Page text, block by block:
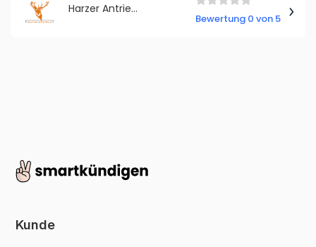
Harzer Antriebstechnik GmbH
Bewertung 0 von 5
Kunde